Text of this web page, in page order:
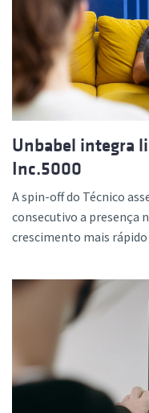
Unbabel integra
Inc.5000
A spin-off do Técnico
consecutivo a presença
crescimento mais rápido